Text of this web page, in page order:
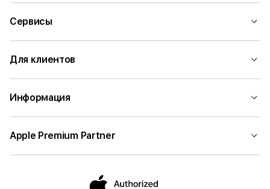
Сервисы
Для клиентов
Информация
Apple Premium Partner